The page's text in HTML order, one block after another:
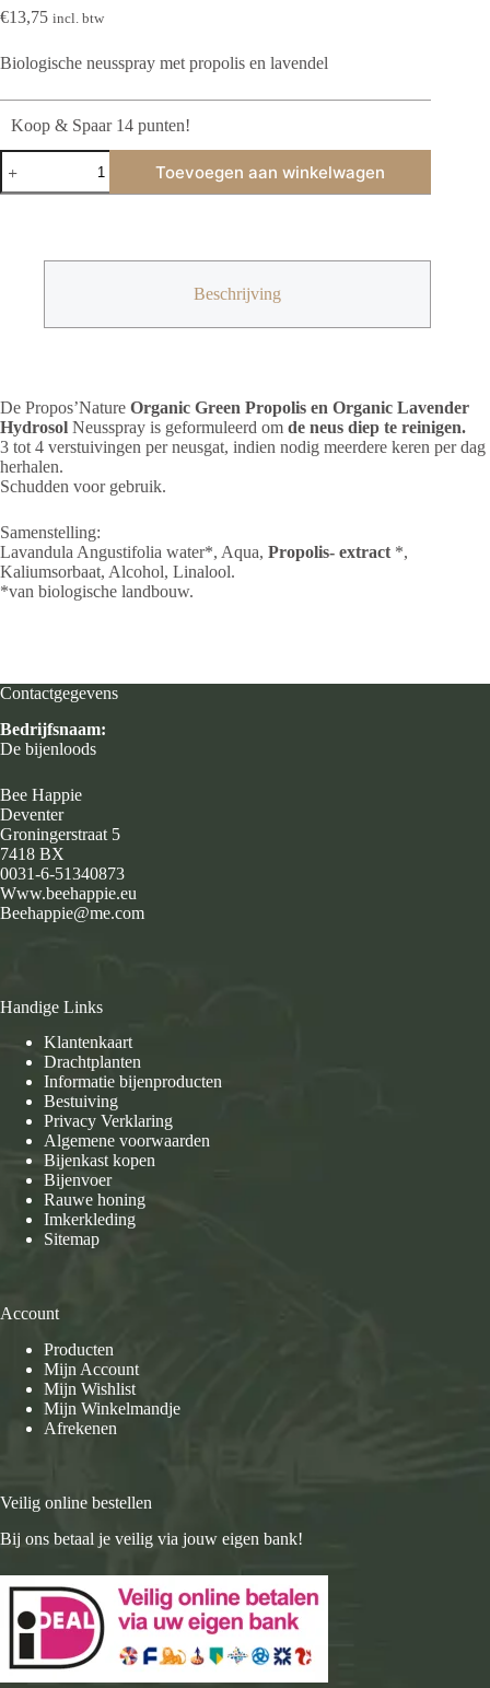
€13,75 incl. btw
Biologische neusspray met propolis en lavendel
Koop & Spaar 14 punten!
Propolis
&
Lavendel
Toevoegen aan winkelwagen
Beschrijving
De Propos’Nature Organic Green Propolis en Organic Lavender
Hydrosol Neusspray is geformuleerd om de neus diep te reinigen.
3 tot 4 verstuivingen per neusgat, indien nodig meerdere keren per dag
herhalen.
Schudden voor gebruik.
Samenstelling:
Lavandula Angustifolia water*, Aqua, Propolis- extract *,
Kaliumsorbaat, Alcohol, Linalool.
*van biologische landbouw.
Contactgegevens
Bedrijfsnaam:
De bijenloods
Bee Happie
Deventer
Groningerstraat 5
7418 BX
0031-6-51340873
Www.beehappie.eu
Beehappie@me.com
Handige Links
Klantenkaart
Drachtplanten
Informatie bijenproducten
Bestuiving
Privacy Verklaring
Algemene voorwaarden
Bijenkast kopen
Bijenvoer
Rauwe honing
Imkerkleding
Sitemap
Account
Producten
Mijn Account
Mijn Wishlist
Mijn Winkelmandje
Afrekenen
Veilig online bestellen
Bij ons betaal je veilig via jouw eigen bank!